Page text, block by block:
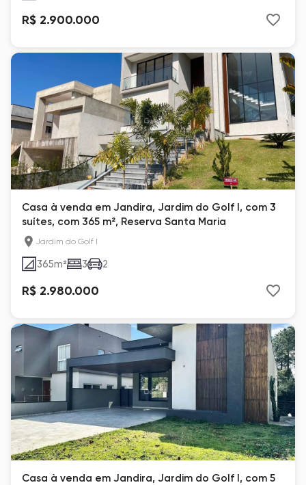
R$ 2.900.000
Casa à venda em Jandira, Jardim do Golf I, com 3
suítes, com 365 m², Reserva Santa Maria
Jardim do Golf I
365m² 3 2
R$ 2.980.000
Casa à venda em Jandira, Jardim do Golf I, com 5